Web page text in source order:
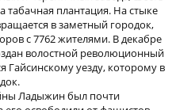
плантация. На стыке
в заметный городок,
с 7762 жителями. В декабре
волостной революционный
Гайсинскому уезду, которому в
Ладыжин был почти